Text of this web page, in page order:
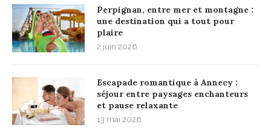
Perpignan, entre mer et montagne :
une destination qui a tout pour
plaire
2 juin 2026
Escapade romantique à Annecy :
séjour entre paysages enchanteurs
et pause relaxante
13 mai 2026